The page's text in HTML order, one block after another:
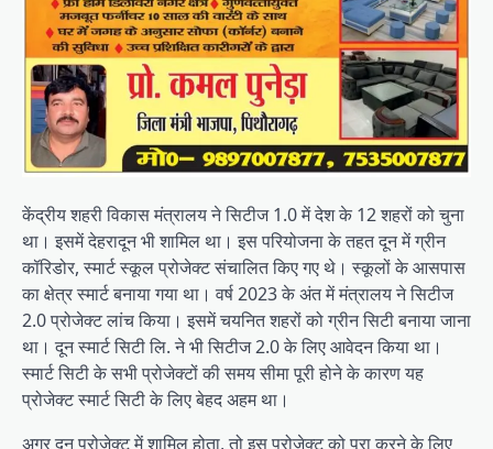
केंद्रीय शहरी विकास मंत्रालय ने सिटीज 1.0 में देश के 12 शहरों को चुना
था। इसमें देहरादून भी शामिल था। इस परियोजना के तहत दून में ग्रीन
कॉरिडोर, स्मार्ट स्कूल प्रोजेक्ट संचालित किए गए थे। स्कूलों के आसपास
का क्षेत्र स्मार्ट बनाया गया था। वर्ष 2023 के अंत में मंत्रालय ने सिटीज
2.0 प्रोजेक्ट लांच किया। इसमें चयनित शहरों को ग्रीन सिटी बनाया जाना
था। दून स्मार्ट सिटी लि. ने भी सिटीज 2.0 के लिए आवेदन किया था।
स्मार्ट सिटी के सभी प्रोजेक्टों की समय सीमा पूरी होने के कारण यह
प्रोजेक्ट स्मार्ट सिटी के लिए बेहद अहम था।
अगर दून प्रोजेक्ट में शामिल होता, तो इस प्रोजेक्ट को पूरा करने के लिए